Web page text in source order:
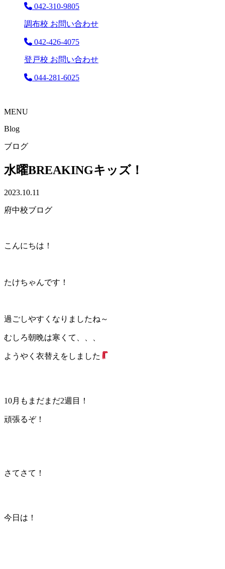
042-310-9805
調布校 お問い合わせ
042-426-4075
登戸校 お問い合わせ
044-281-6025
MENU
Blog
ブログ
水曜BREAKINGキッズ！
2023.10.11
府中校ブログ
こんにちは！
たけちゃんです！
過ごしやすくなりましたね～
むしろ朝晩は寒くて、、、
ようやく衣替えをしました
10月もまだまだ2週目！
頑張るぞ！
さてさて！
今日は！